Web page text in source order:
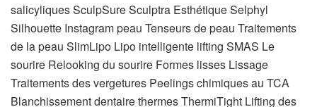
salicyliques SculpSure Sculptra Esthétique Selphyl
Silhouette Instagram peau Tenseurs de peau Traitements
de la peau SlimLipo Lipo intelligente lifting SMAS Le
sourire Relooking du sourire Formes lisses Lissage
Traitements des vergetures Peelings chimiques au TCA
Blanchissement dentaire thermes ThermiTight Lifting des